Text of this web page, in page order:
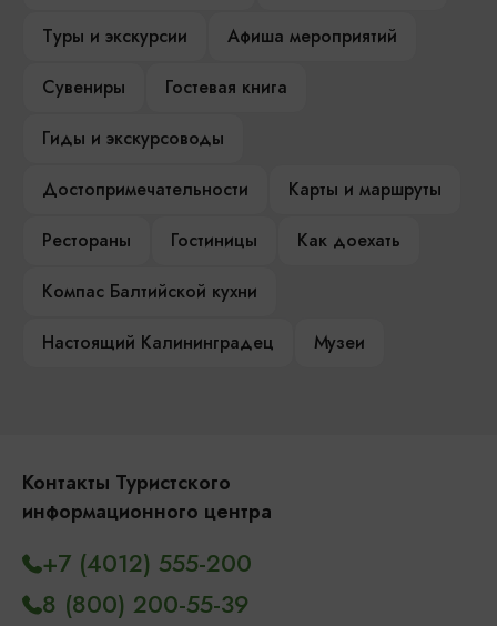
Туры и экскурсии
Афиша мероприятий
Сувениры
Гостевая книга
Гиды и экскурсоводы
Достопримечательности
Карты и маршруты
Рестораны
Гостиницы
Как доехать
Компас Балтийской кухни
Настоящий Калининградец
Музеи
Контакты Туристского
информационного центра
+7 (4012) 555-200
8 (800) 200-55-39